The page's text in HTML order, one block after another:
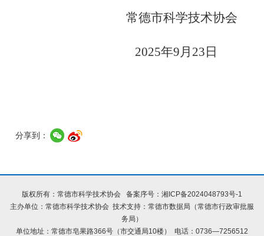
常德市科学技术协会
2025年9月23日
分享到：
版权所有：常德市科学技术协会 备案序号： 湘ICP备2024048793号-1
主办单位：常德市科学技术协会 技术支持：常德市数据局（常德市行政审批服
务局）
单位地址：常德市皂果路366号（市交通局10楼） 电话：0736—7256512